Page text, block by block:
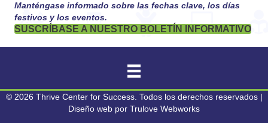
Manténgase informado sobre las fechas clave, los días
festivos y los eventos.
SUSCRÍBASE A NUESTRO BOLETÍN INFORMATIVO
© 2026 Thrive Center for Success. Todos los derechos reservados |
Diseño web por Trulove Webworks